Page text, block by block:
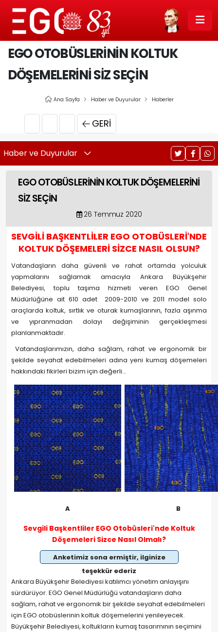
EGO OTOBÜSLERİNİN KOLTUK
DÖŞEMELERİNİ SİZ SEÇİN
Ana Sayfa Haber ve Duyurular Haberler
GERI
Haber ve Duyurular
EGO OTOBÜSLERİNİN KOLTUK DÖŞEMELERİNİ
SİZ SEÇİN
26 Temmuz 2020
SEVGİLİ BAŞKENTLİLER EGO OTOBÜSLERİ'NDE
KOLTUK DÖŞEMELERİ SİZCE NASIL OLSUN?
Vatandaşların daha güvenli ve rahat ortamda yolculuk
yapmalarını sağlamak amacıyla Ankara Büyükşehir
Belediyesi, toplu taşıma hizmeti veren EGO Genel
Müdürlüğüne ait 610 adet 2009-2010 ve 2011 model solo
araçlarda koltuk, sırtlık ve oturak kumaşlarının, fazla aşınma
ve yıpranmadan dolayı değişiminin gerçekleşmesi
planlanmaktadır.
Vatandaşlarımızın, daha sağlam, rahat ve ergonomik bir
şekilde seyahat edebilmeleri adına yeni kumaş döşemeleri
hakkındaki fikirleri bizim için değerli…
A B
Sevgili Başkentliler EGO Otobüsleri'nde Koltuk
Döşemeleri Sizce Nasıl Olmalı?
Anketimiz sona ermiştir, ilginize
teşekkür ederiz
Ankara Büyükşehir Belediyesi katılımcı yönetim anlayışını
sürdürüyor. EGO Genel Müdürlüğü vatandaşların daha
sağlam, rahat ve ergonomik bir şekilde seyahat edebilmeleri
için EGO otobüslerinin koltuk döşemelerini yenileyecek.
Büyükşehir Belediyesi, koltukların kumaş tasarımının seçimini